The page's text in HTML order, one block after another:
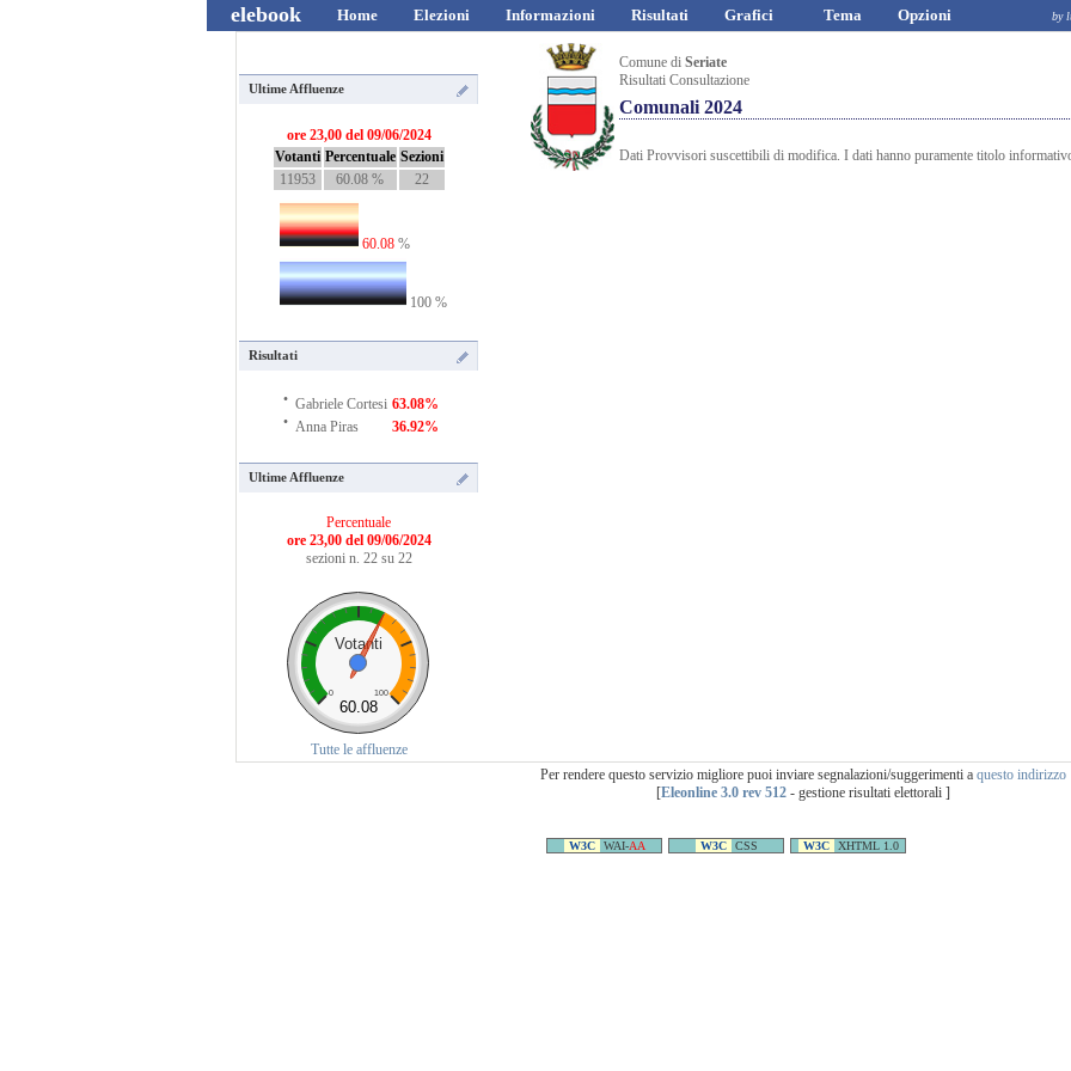
elebook Home Elezioni Informazioni Risultati Grafici Tema Opzioni by luciano
Ultime Affluenze
ore 23,00 del 09/06/2024
Votanti Percentuale Sezioni
11953
60.08 % 22
60.08%
100 %
Risultati
· Gabriele Cortesi 63.08%
· Anna Piras 36.92%
Ultime Affluenze
Percentuale
ore 23,00 del 09/06/2024
sezioni n. 22 su 22
Votanti
0 100
60.08
Tutte le affluenze
Comune di Seriate
Risultati Consultazione
Comunali 2024
Dati Provvisori suscettibili di modifica. I dati hanno puramente titolo
Per rendere questo servizio migliore puoi inviare segnalazioni/suggerimenti a questo indirizzo
[Eleonline 3.0 rev 512 - gestione risultati elettorali ]
W3C WAI-AA W3C CSS W3C XHTML 1.0